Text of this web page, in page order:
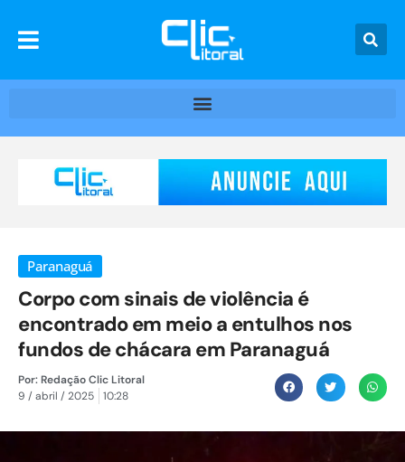
Paranaguá
Corpo com sinais de violência é
encontrado em meio a entulhos nos
fundos de chácara em Paranaguá
Por:Redação Clic Litoral
9 / abril / 2025
10:28